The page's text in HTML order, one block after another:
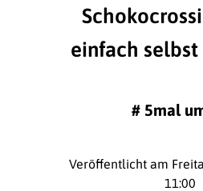
einfach
# 5mal
Veröffentlicht am
11:00